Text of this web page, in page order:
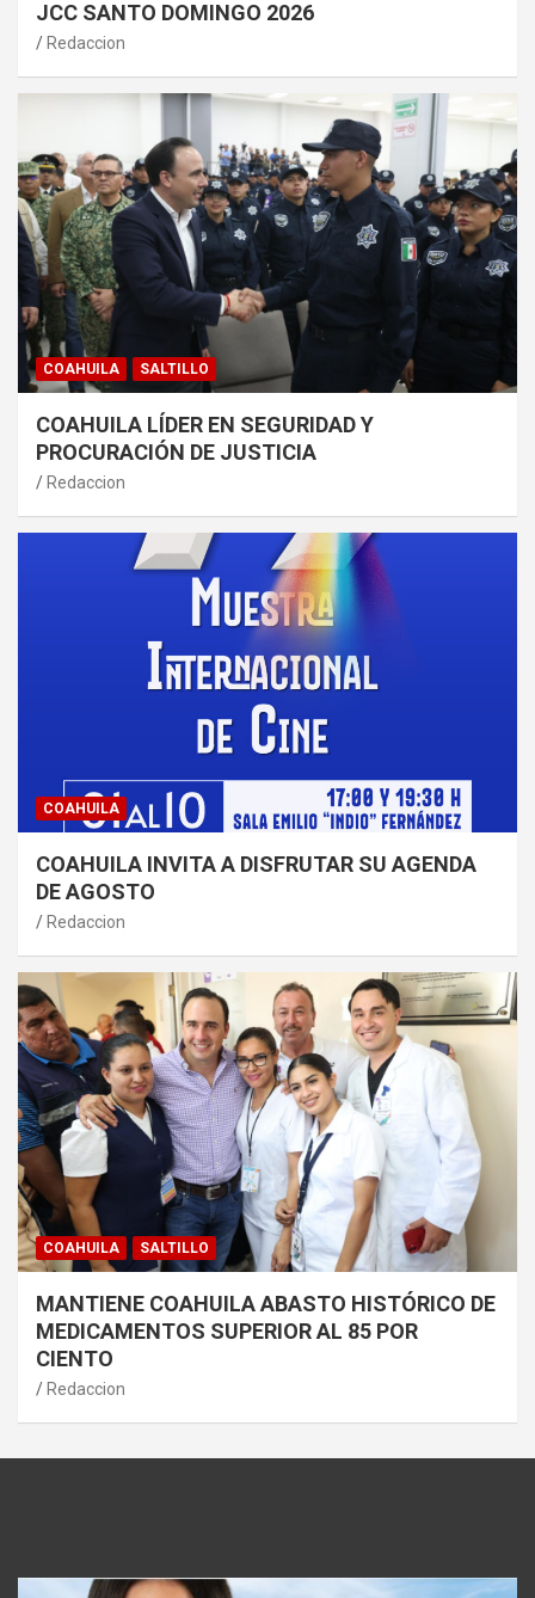
JCC SANTO DOMINGO 2026
Redaccion
COAHUILA SALTILLO
COAHUILA LÍDER EN SEGURIDAD Y
PROCURACIÓN DE JUSTICIA
Redaccion
COAHUILA
COAHUILA INVITA A DISFRUTAR SU AGENDA
DE AGOSTO
Redaccion
COAHUILA SALTILLO
MANTIENE COAHUILA ABASTO HISTÓRICO DE
MEDICAMENTOS SUPERIOR AL 85 POR
CIENTO
Redaccion